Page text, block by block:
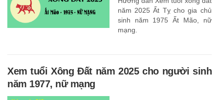
năm 2025 Ất Tỵ cho gia chủ
sinh năm 1975 Ất Mão, nữ
mạng.
Xem tuổi Xông Đất năm 2025 cho người sinh
năm 1977, nữ mạng